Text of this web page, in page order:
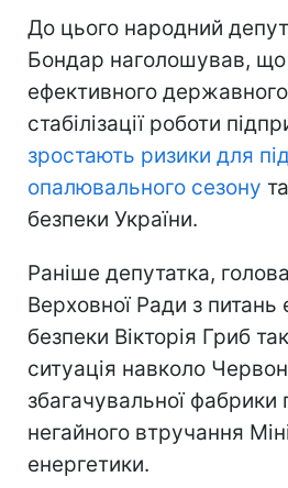
До цього народний
Бондар наголошував, що
ефективного
стабілізації роботи
зростають ризики для
опалювального сезону
безпеки України.
Раніше депутатка,
Верховної Ради з питань
безпеки Вікторія Гриб
ситуація навколо
збагачувальної фабрики
негайного втручання
енергетики.